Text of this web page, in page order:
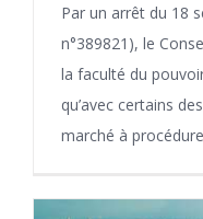
Par un arrêt du 18
n°389821), le
la faculté du
qu’avec certains
marché à procédure